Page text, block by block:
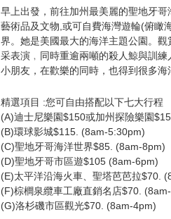
早上出發，前往加州最美麗的聖地牙
藝術品及文物,或可自費海灣遊輪(俯瞰
界。她是美國最大的海洋主題公園。
采表演﹐同時重逾兩噸的殺人鯨與訓
小朋友，在歡樂的同時，也得到很多
精選項目 :您可自由搭配以下七大行程
(A)迪士尼樂園$150或加州探險樂園
(B)環球影城$115. (8am-5:30pm)
(C)聖地牙哥海洋世界$85. (8am-8pm)
(D)聖地牙哥市區遊$105 (8am-6pm)
(E)太平洋沿海火車、聖塔芭芭拉$70.
(F)棕櫚泉纜車工廠直銷名店$70.
(G)洛杉磯市區觀光$70. (8am-4pm)